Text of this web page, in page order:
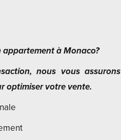
à Monaco?
nous vous assurons
optimiser votre vente.